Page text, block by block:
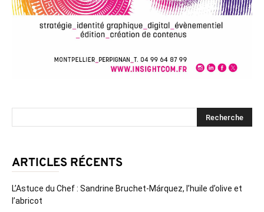
ARTICLES RÉCENTS
L’Astuce du Chef : Sandrine Bruchet-Márquez, l’huile d’olive et
l’abricot